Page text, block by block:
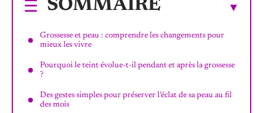
SOMMAIRE
Grossesse et peau : comprendre les changements pour
mieux les vivre
Pourquoi le teint évolue-t-il pendant et après la grossesse
?
Des gestes simples pour préserver l’éclat de sa peau au fil
des mois